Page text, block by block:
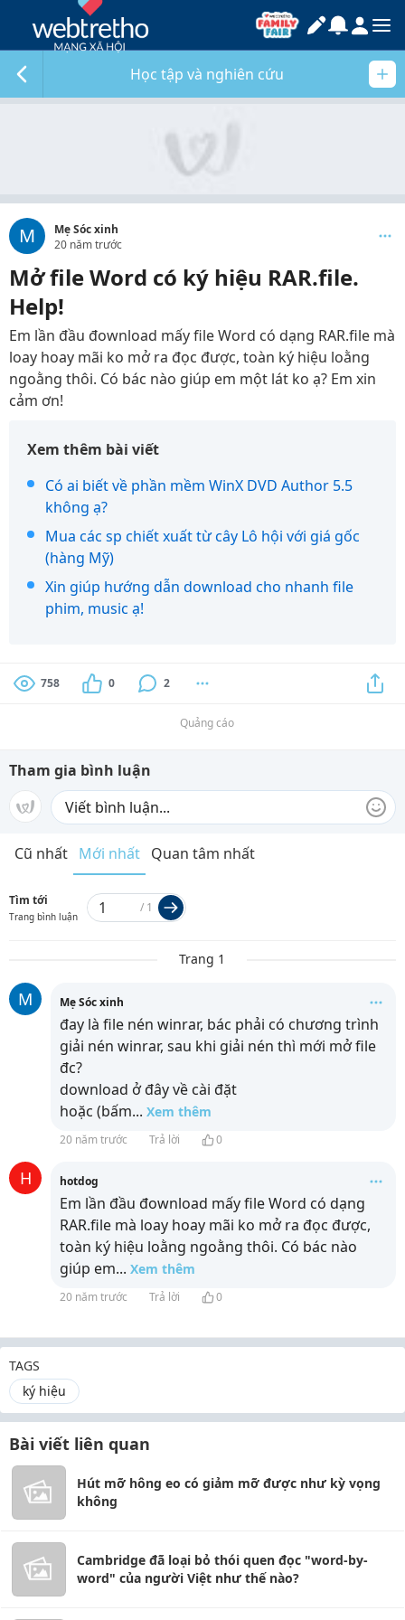
Học tập và nghiên cứu
M
Mẹ Sóc xinh
20 năm trước
Mở file Word có ký hiệu RAR.file.
Help!
Em lần đầu đownload mấy file Word có dạng RAR.file mà
loay hoay mãi ko mở ra đọc được, toàn ký hiệu loằng
ngoằng thôi. Có bác nào giúp em một lát ko ạ? Em xin
cảm ơn!
Xem thêm bài viết
Có ai biết về phần mềm WinX DVD Author 5.5
không ạ?
Mua các sp chiết xuất từ cây Lô hội với giá gốc
(hàng Mỹ)
Xin giúp hướng dẫn download cho nhanh file
phim, music ạ!
758 0 2
Quảng cáo
Tham gia bình luận
Cũ nhất Mới nhất Quan tâm nhất
Tìm tới
Trang bình luận
/ 1
Trang 1
M Mẹ Sóc xinh
đay là file nén winrar, bác phải có chương trình
giải nén winrar, sau khi giải nén thì mới mở file
đc?
download ở đây về cài đặt
hoặc (bấm... Xem thêm
20 năm trước Trả lời 0
H hotdog
Em lần đầu đownload mấy file Word có dạng
RAR.file mà loay hoay mãi ko mở ra đọc được,
toàn ký hiệu loằng ngoằng thôi. Có bác nào
giúp em... Xem thêm
20 năm trước Trả lời 0
TAGS
ký hiệu
Bài viết liên quan
Hút mỡ hông eo có giảm mỡ được như kỳ vọng
không
Cambridge đã loại bỏ thói quen đọc "word-by-
word" của người Việt như thế nào?